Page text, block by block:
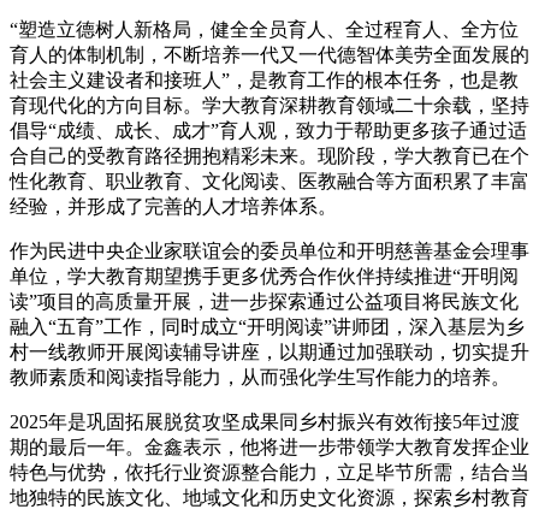
“塑造立德树人新格局，健全全员育人、全过程育人、全方位
育人的体制机制，不断培养一代又一代德智体美劳全面发展的
社会主义建设者和接班人”，是教育工作的根本任务，也是教
育现代化的方向目标。学大教育深耕教育领域二十余载，坚持
倡导“成绩、成长、成才”育人观，致力于帮助更多孩子通过适
合自己的受教育路径拥抱精彩未来。现阶段，学大教育已在个
性化教育、职业教育、文化阅读、医教融合等方面积累了丰富
经验，并形成了完善的人才培养体系。
作为民进中央企业家联谊会的委员单位和开明慈善基金会理事
单位，学大教育期望携手更多优秀合作伙伴持续推进“开明阅
读”项目的高质量开展，进一步探索通过公益项目将民族文化
融入“五育”工作，同时成立“开明阅读”讲师团，深入基层为乡
村一线教师开展阅读辅导讲座，以期通过加强联动，切实提升
教师素质和阅读指导能力，从而强化学生写作能力的培养。
2025年是巩固拓展脱贫攻坚成果同乡村振兴有效衔接5年过渡
期的最后一年。金鑫表示，他将进一步带领学大教育发挥企业
特色与优势，依托行业资源整合能力，立足毕节所需，结合当
地独特的民族文化、地域文化和历史文化资源，探索乡村教育